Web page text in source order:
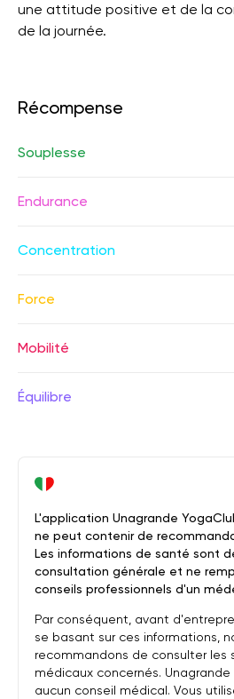
une attitude positive et de la
de la journée.
Récompense
Souplesse
Endurance
Concentration
Force
Mobilité
Équilibre
L'application Unagrande
ne peut contenir de
Les informations de santé sont
consultation générale et ne
conseils professionnels d'un
Par conséquent, avant
se basant sur ces informations,
recommandons de consulter les
médicaux concernés.
aucun conseil médical. Vous